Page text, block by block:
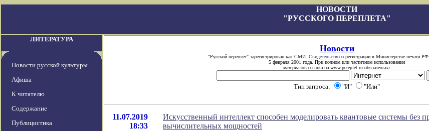
НОВОСТИ
"РУССКОГО ПЕРЕПЛЕТА"
ЛИТЕРАТУРА
Новости русской культуры
Афиша
К читателю
Содержание
Публицистика
Новости
"Русский переплет" зарегистрирован как СМИ. Свидетельство о регистрации в Министерстве печати
5 февраля 2001 года. При полном или частичном использовании
материалов ссылка на www.pereplet.ru обязательна.
Тип запроса: "И" "Или"
11.07.2019
18:33
Искусственный интеллект способен моделировать квантовые системы без
вычислительных мощностей